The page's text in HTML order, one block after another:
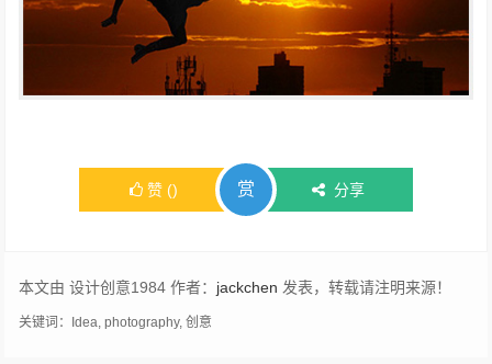
赞 () 赏 分享
本文由 设计创意1984 作者： jackchen 发表，转载请注明来源！
关键词： Idea ,photography,创意